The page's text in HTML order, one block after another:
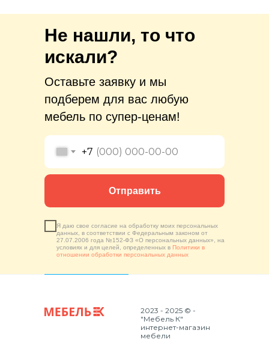
Не нашли, то что
искали?
Оставьте заявку и мы
подберем для вас любую
мебель по супер-ценам!
+7
Я даю свое согласие на обработку моих персональных
данных, в соответствии с Федеральным законом от
27.07.2006 года №152-ФЗ «О персональных данных», на
условиях и для целей, определенных в Политики в
отношении обработки персональных данных
Отправить
2023 - 2025 © -
"Мебель К"
интернет-магазин
мебели